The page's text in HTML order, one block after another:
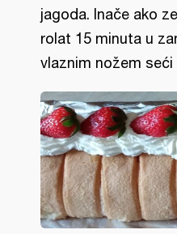
jagoda. Inače ako
rolat 15 minuta u
vlaznim nožem seći